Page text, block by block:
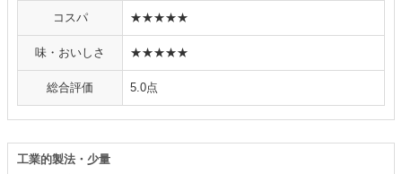
コスパ ★★★★★
味・おいしさ ★★★★★
総合評価 5.0点
工業的製法・少量